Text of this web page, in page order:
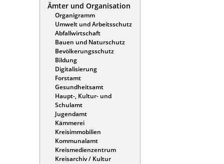
Ämter und Organisation
Organigramm
Umwelt und Arbeitsschutz
Abfallwirtschaft
Bauen und Naturschutz
Bevölkerungsschutz
Bildung
Digitalisierung
Forstamt
Gesundheitsamt
Haupt-, Kultur- und
Schulamt
Jugendamt
Kämmerei
Kreisimmobilien
Kommunalamt
Kreismedienzentrum
Kreisarchiv / Kultur